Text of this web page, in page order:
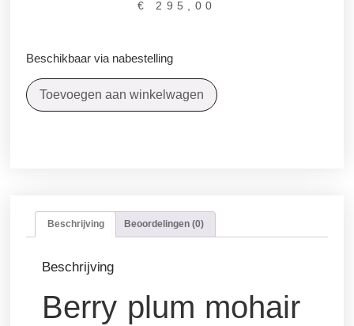
€ 295,00
Beschikbaar via nabestelling
Toevoegen aan winkelwagen
Beschrijving Beoordelingen (0)
Beschrijving
Berry plum mohair